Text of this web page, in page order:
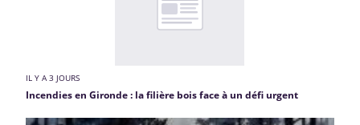
IL Y A 3 JOURS
Incendies en Gironde : la filière bois face à un défi urgent